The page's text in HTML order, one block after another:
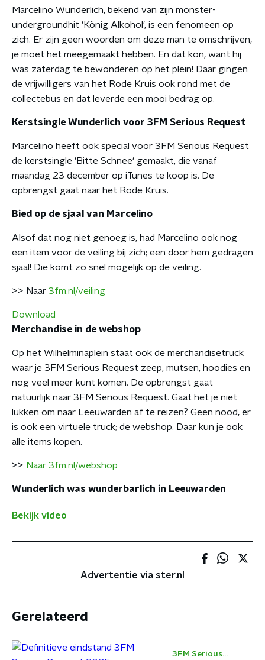
Marcelino Wunderlich, bekend van zijn monster-
undergroundhit 'König Alkohol ', is een fenomeen op
zich. Er zijn geen woorden om deze man te omschrijven,
je moet het meegemaakt hebben. En dat kon, want hij
was zaterdag te bewonderen op het plein! Daar gingen
de vrijwilligers van het Rode Kruis ook rond met de
collectebus en dat leverde een mooi bedrag op.
Kerstsingle Wunderlich voor 3FM Serious Request
Marcelino heeft ook special voor 3FM Serious Request
de kerstsingle 'Bitte Schnee' gemaakt, die vanaf
maandag 23 december op iTunes te koop is. De
opbrengst gaat naar het Rode Kruis.
Bied op de sjaal van Marcelino
Alsof dat nog niet genoeg is, had Marcelino ook nog
een item voor de veiling bij zich; een door hem gedragen
sjaal! Die komt zo snel mogelijk op de veiling.
>> Naar 3fm.nl/veiling
Download
Merchandise in de webshop
Op het Wilhelminaplein staat ook de merchandisetruck
waar je 3FM Serious Request zeep, mutsen, hoodies en
nog veel meer kunt komen. De opbrengst gaat
natuurlijk naar 3FM Serious Request. Gaat het je niet
lukken om naar Leeuwarden af te reizen? Geen nood, er
is ook een virtuele truck; de webshop. Daar kun je ook
alle items kopen.
>> Naar 3fm.nl/webshop
Wunderlich was wunderbarlich in Leeuwarden
Bekijk video
Advertentie via ster.nl
Gerelateerd
3FM Serious